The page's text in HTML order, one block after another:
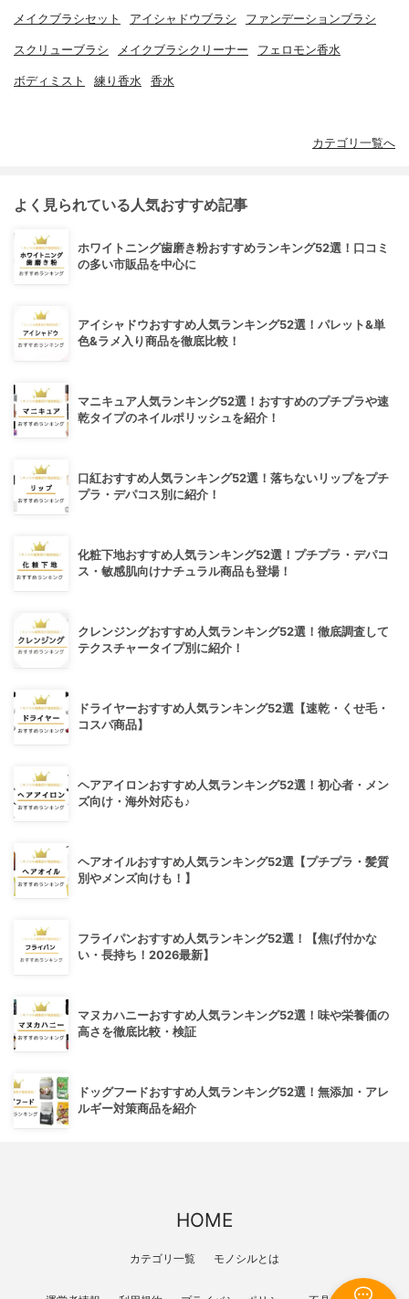
メイクブラシセット アイシャドウブラシ ファンデーションブラシ
スクリューブラシ メイクブラシクリーナー フェロモン香水
ボディミスト 練り香水 香水
カテゴリ一覧へ
よく見られている人気おすすめ記事
ホワイトニング歯磨き粉おすすめランキング52選！口コミ
の多い市販品を中心に
アイシャドウおすすめ人気ランキング52選！パレット&単
色&ラメ入り商品を徹底比較！
マニキュア人気ランキング52選！おすすめのプチプラや速
乾タイプのネイルポリッシュを紹介！
口紅おすすめ人気ランキング52選！落ちないリップをプチ
プラ・デパコス別に紹介！
化粧下地おすすめ人気ランキング52選！プチプラ・デパコ
ス・敏感肌向けナチュラル商品も登場！
クレンジングおすすめ人気ランキング52選！徹底調査して
テクスチャータイプ別に紹介！
ドライヤーおすすめ人気ランキング52選【速乾・くせ毛・
コスパ商品】
ヘアアイロンおすすめ人気ランキング52選！初心者・メン
ズ向け・海外対応も♪
ヘアオイルおすすめ人気ランキング52選【プチプラ・髪質
別やメンズ向けも！】
フライパンおすすめ人気ランキング52選！【焦げ付かな
い・長持ち！2026最新】
マヌカハニーおすすめ人気ランキング52選！味や栄養価の
高さを徹底比較・検証
ドッグフードおすすめ人気ランキング52選！無添加・アレ
ルギー対策商品を紹介
HOME
カテゴリ一覧 モノシルとは